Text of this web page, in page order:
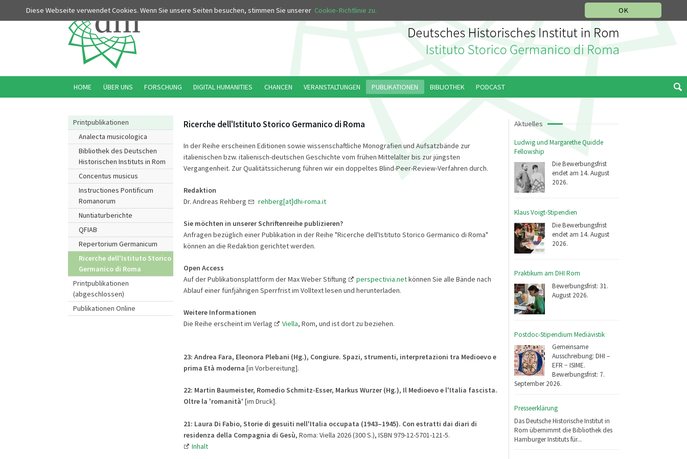
OK
Diese Webseite verwendet Cookies. Wenn Sie unsere Seiten besuchen, stimmen Sie unserer Cookie-Richtlinie zu.
Printpublikationen
Analecta musicologica
Bibliothek des Deutschen
Historischen Instituts in Rom
Concentus musicus
Instructiones Pontificum
Romanorum
Nuntiaturberichte
QFIAB
Repertorium Germanicum
Ricerche dell'Istituto Storico
Germanico di Roma
Printpublikationen
(abgeschlossen)
Publikationen Online
Aktuelles
Ludwig und Margarethe Quidde
Fellowship
Die Bewerbungsfrist
endet am 14. August
2026.
Klaus Voigt-Stipendien
Die Bewerbungsfrist
endet am 14. August
2026.
Praktikum am DHI Rom
Bewerbungsfrist: 31.
August 2026.
Postdoc-Stipendium Mediävistik
Gemeinsame
Ausschreibung: DHI –
EFR − ISIME.
Bewerbungsfrist: 7.
September 2026.
Presseerklärung
Das Deutsche Historische Institut in
Rom übernimmt die Bibliothek des
Hamburger Instituts für...
Ricerche dell'Istituto Storico Germanico di Roma
In der Reihe erscheinen Editionen sowie wissenschaftliche Monografien und Aufsatzbände zur
italienischen bzw. italienisch-deutschen Geschichte vom frühen Mittelalter bis zur jüngsten
Vergangenheit. Zur Qualitätssicherung führen wir ein doppeltes Blind-Peer-Review-Verfahren durch.
Redaktion
Dr. Andreas Rehberg
rehberg[at]dhi-roma.it
Sie möchten in unserer Schriftenreihe publizieren?
Anfragen bezüglich einer Publikation in der Reihe "Ricerche dell'Istituto Storico Germanico di Roma"
können an die Redaktion gerichtet werden.
Open Access
Auf der Publikationsplattform der Max Weber Stiftung
perspectivia.netkönnen Sie alle Bände nach
Ablauf einer fünfjährigen Sperrfrist im Volltext lesen und herunterladen.
Weitere Informationen
Die Reihe erscheint im Verlag
Viella, Rom, und ist dort zu beziehen.
23: Andrea Fara, Eleonora Plebani (Hg.), Congiure. Spazi, strumenti, interpretazioni tra Medioevo e
prima Età moderna [in Vorbereitung].
22: Martin Baumeister, Romedio Schmitz-Esser, Markus Wurzer (Hg.), Il Medioevo e l'Italia fascista.
Oltre la 'romanità' [im Druck].
21: Laura Di Fabio, Storie di gesuiti nell'Italia occupata (1943–1945). Con estratti dai diari di
residenza della Compagnia di Gesù, Roma: Viella 2026 (300 S.), ISBN 979-12-5701-121-5.
Inhalt
HOME ÜBER UNS FORSCHUNG DIGITAL HUMANITIES CHANCEN VERANSTALTUNGEN PUBLIKATIONEN BIBLIOTHEK PODCAST